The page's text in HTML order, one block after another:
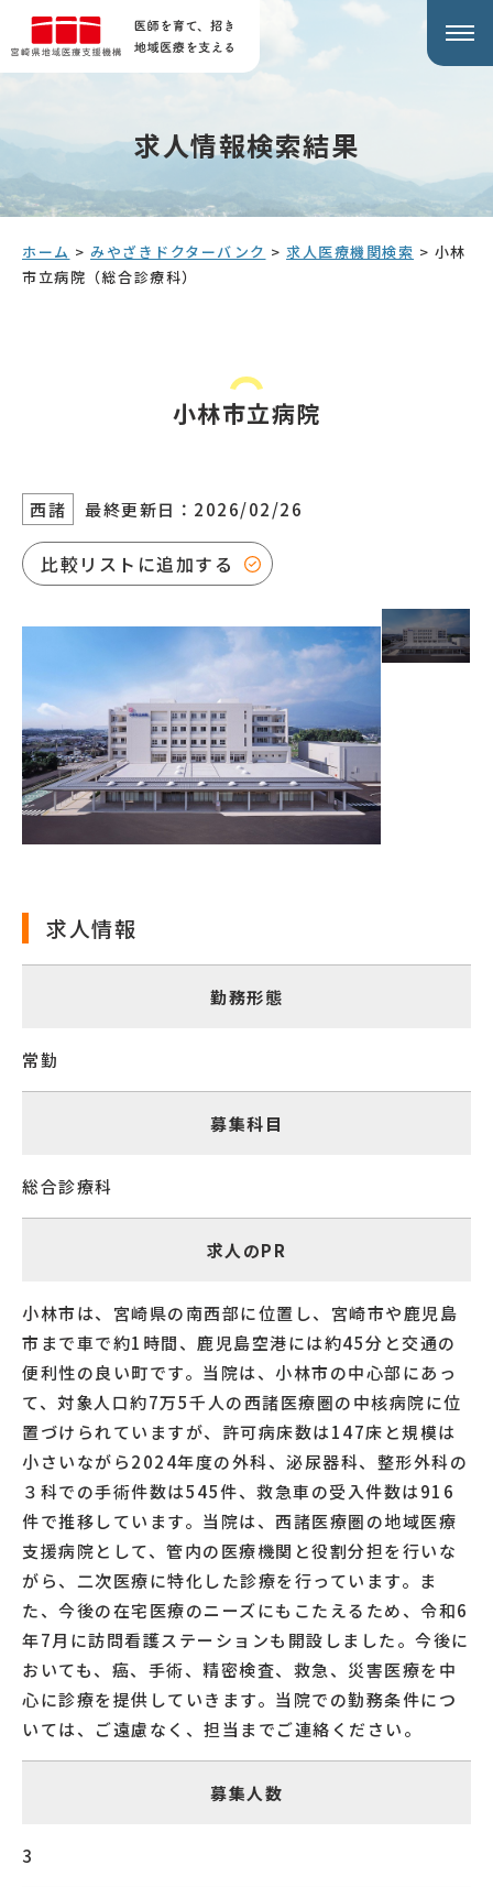
求人情報検索結果
ホーム > みやざきドクターバンク > 求人医療機関検索 > 小林
市立病院（総合診療科）
小林市立病院
西諸 最終更新日：2026/02/26
比較リストに追加する
求人情報
勤務形態
常勤
募集科目
総合診療科
求人のPR
小林市は、宮崎県の南西部に位置し、宮崎市や鹿児島
市まで車で約1時間、鹿児島空港には約45分と交通の
便利性の良い町です。当院は、小林市の中心部にあっ
て、対象人口約7万5千人の西諸医療圏の中核病院に位
置づけられていますが、許可病床数は147床と規模は
小さいながら2024年度の外科、泌尿器科、整形外科の
３科での手術件数は545件、救急車の受入件数は916
件で推移しています。当院は、西諸医療圏の地域医療
支援病院として、管内の医療機関と役割分担を行いな
がら、二次医療に特化した診療を行っています。ま
た、今後の在宅医療のニーズにもこたえるため、令和6
年7月に訪問看護ステーションも開設しました。今後に
おいても、癌、手術、精密検査、救急、災害医療を中
心に診療を提供していきます。当院での勤務条件につ
いては、ご遠慮なく、担当までご連絡ください。
募集人数
3